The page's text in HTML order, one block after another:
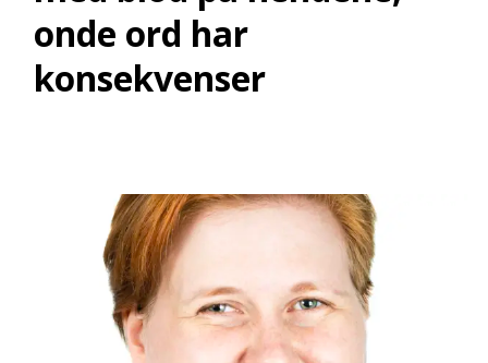
onde ord har
konsekvenser